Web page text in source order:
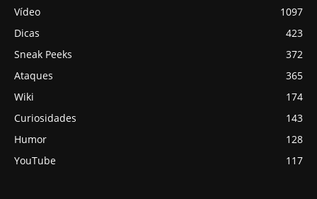
Vídeo
1097
Dicas
423
Sneak Peeks
372
Ataques
365
Wiki
174
Curiosidades
143
Humor
128
YouTube
117